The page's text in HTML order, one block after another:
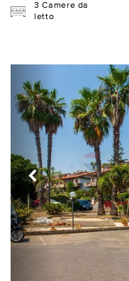
3 Camere da
letto